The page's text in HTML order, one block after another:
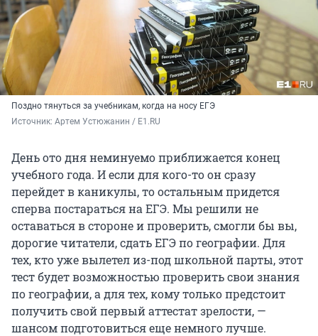
Поздно тянуться за учебникам, когда на носу ЕГЭ
Источник: Артем Устюжанин / E1.RU
День ото дня неминуемо приближается конец
учебного года. И если для кого-то он сразу
перейдет в каникулы, то остальным придется
сперва постараться на ЕГЭ. Мы решили не
оставаться в стороне и проверить, смогли бы вы,
дорогие читатели, сдать ЕГЭ по географии. Для
тех, кто уже вылетел из-под школьной парты, этот
тест будет возможностью проверить свои знания
по географии, а для тех, кому только предстоит
получить свой первый аттестат зрелости, —
шансом подготовиться еще немного лучше.